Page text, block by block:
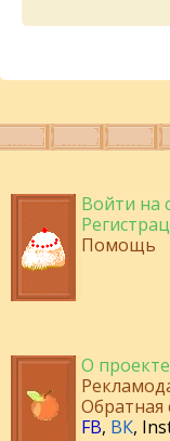
Войти на
Помощь
О
Обратная
FB, ВК,